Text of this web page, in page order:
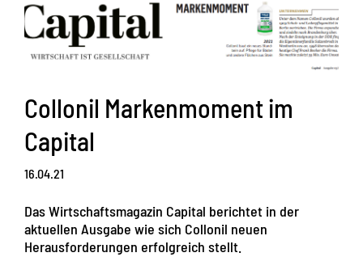
Collonil Markenmoment im
Capital
16.04.21
Das Wirtschaftsmagazin Capital berichtet in der
aktuellen Ausgabe wie sich Collonil neuen
Herausforderungen erfolgreich stellt.